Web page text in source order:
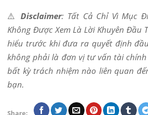
⚠️Disclaimer: Tất Cả Chỉ Vì Mục
Không Được Xem Là Lời Khuyên Đầu
hiểu trước khi đưa ra quyết định
không phải là đơn vị tư vấn tài chính
bất kỳ trách nhiệm nào liên quan
bạn.
Share: